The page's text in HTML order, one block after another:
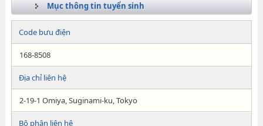
Mục thông tin tuyển sinh
Code bưu điện
168-8508
Địa chỉ liên hệ
2-19-1 Omiya, Suginami-ku, Tokyo
Bộ phận liên hệ